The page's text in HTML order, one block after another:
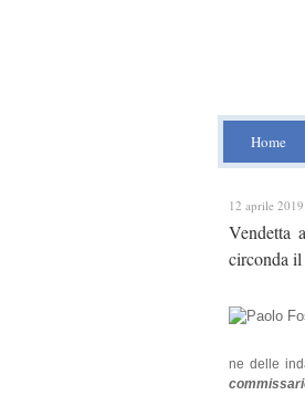
Home
12 aprile 2019
Vendetta
circonda
ne delle